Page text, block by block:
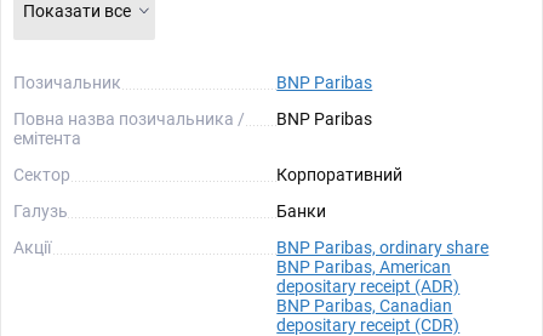
Показати все
Позичальник
BNP Paribas
Повна назва позичальника /
емітента
BNP Paribas
Сектор
Корпоративний
Галузь
Банки
Акції
BNP Paribas, ordinary share
BNP Paribas, American
depositary receipt (ADR)
BNP Paribas, Canadian
depositary receipt (CDR)